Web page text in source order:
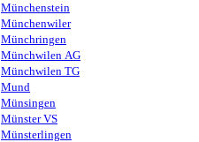
Münchenstein
Münchenwiler
Münchringen
Münchwilen AG
Münchwilen TG
Mund
Münsingen
Münster VS
Münsterlingen